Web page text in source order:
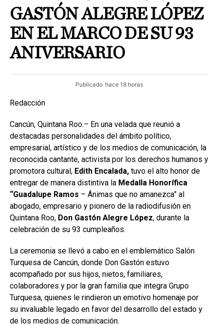
GASTÓN ALEGRE LÓPEZ
EN EL MARCO DE SU 93
ANIVERSARIO
Publicado hace 18 horas
Redacción
Cancún, Quintana Roo.– En una velada que reunió a
destacadas personalidades del ámbito político,
empresarial, artístico y de los medios de comunicación, la
reconocida cantante, activista por los derechos humanos y
promotora cultural, Edith Encalada, tuvo el alto honor de
entregar de manera distintiva la Medalla Honorífica
“Guadalupe Ramos – Ánimas que no amanezca” al
abogado, empresario y pionero de la radiodifusión en
Quintana Roo, Don Gastón Alegre López, durante la
celebración de su 93 cumpleaños.
La ceremonia se llevó a cabo en el emblemático Salón
Turquesa de Cancún, donde Don Gastón estuvo
acompañado por sus hijos, nietos, familiares,
colaboradores y por la gran familia que integra Grupo
Turquesa, quienes le rindieron un emotivo homenaje por
su invaluable legado en favor del desarrollo del estado y
de los medios de comunicación.